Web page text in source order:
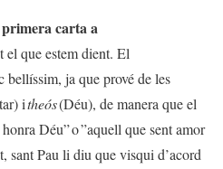
primera carta a
el que estem dient. El
bellíssim, ja que prové de les
itheós(Déu), de manera que el
Déu” o ”aquell que sent amor
sant Pau li diu que visqui d’acord